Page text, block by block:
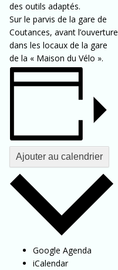
des outils adaptés.
Sur le parvis de la gare de
Coutances, avant l’ouverture
dans les locaux de la gare
de la « Maison du Vélo ».
Ajouter au calendrier
Google Agenda
iCalendar